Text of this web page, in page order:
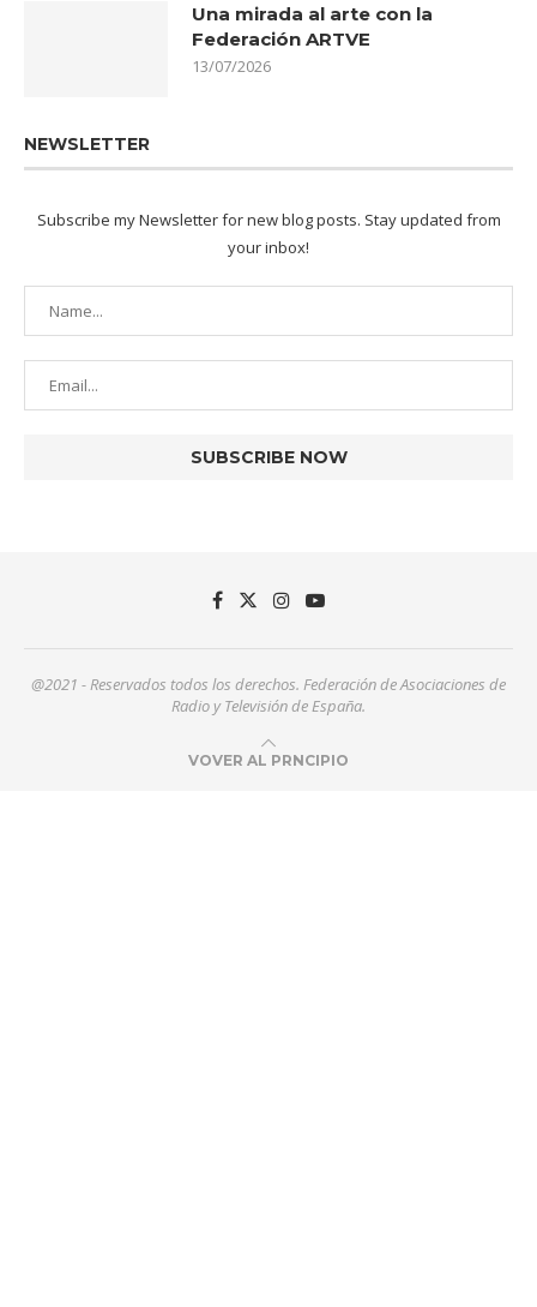
Una mirada al arte con la
Federación ARTVE
13/07/2026
NEWSLETTER
Subscribe my Newsletter for new blog posts. Stay updated from
your inbox!
@2021 - Reservados todos los derechos. Federación de Asociaciones de
Radio y Televisión de España.
VOVER AL PRNCIPIO